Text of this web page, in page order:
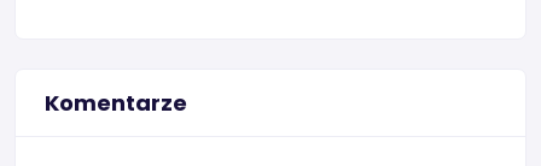
Komentarze